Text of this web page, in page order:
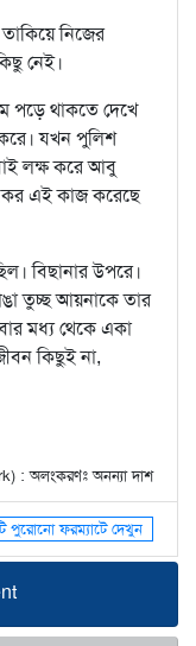
নিজের
নেই।
পড়ে থাকতে দেখে
যখন পুলিশ
লক্ষ করে আবু
এই কাজ করেছে
বিছানার উপরে।
তুচ্ছ আয়নাকে তার
মধ্য থেকে একা
কিছুই না,
: অলংকরণঃ অনন্যা দাশ
পুরোনো ফরম্যাটে দেখুন